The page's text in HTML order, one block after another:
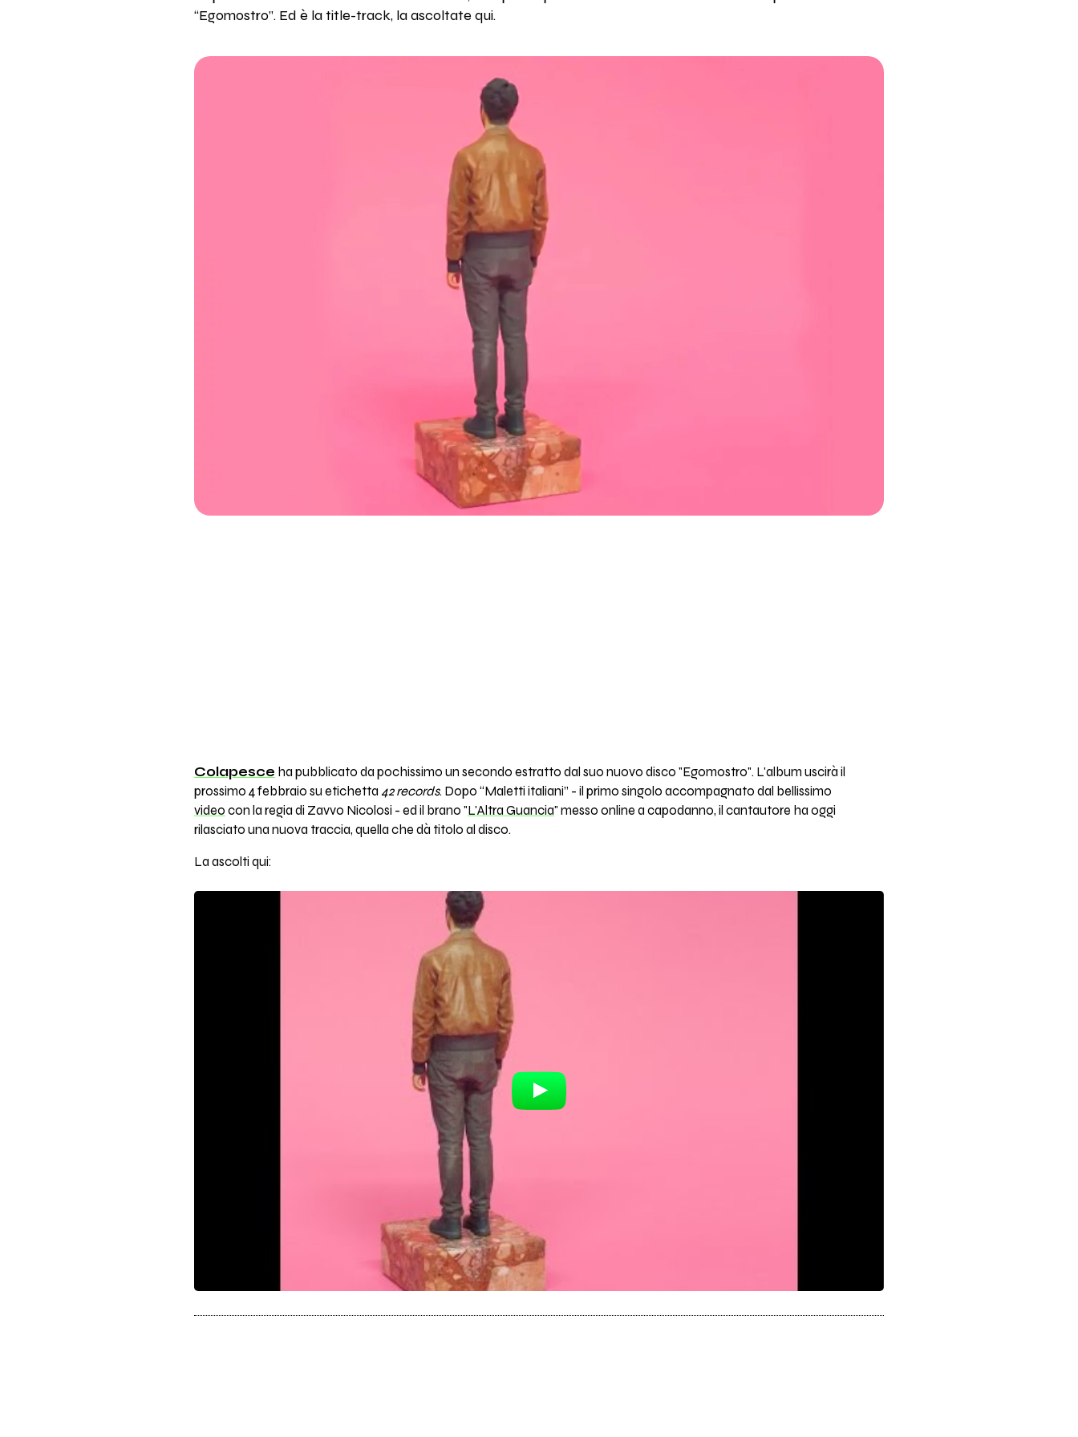
“Egomostro”. Ed è la title-track, la ascoltate qui.
Colapesce ha pubblicato da pochissimo un secondo estratto dal suo nuovo disco "Egomostro". L'album uscirà il
prossimo 4 febbraio su etichetta 42 records. Dopo “Maletti italiani” - il primo singolo accompagnato dal bellissimo
video con la regia di Zavvo Nicolosi - ed il brano "L'Altra Guancia" messo online a capodanno, il cantautore ha oggi
rilasciato una nuova traccia, quella che dà titolo al disco.
La ascolti qui: